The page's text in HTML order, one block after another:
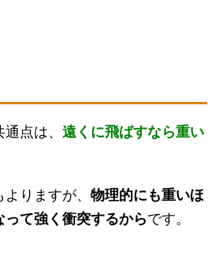
点は、 遠くに飛ばすなら重い
りますが、 物理的にも重いほ
て強く衝突するからです。